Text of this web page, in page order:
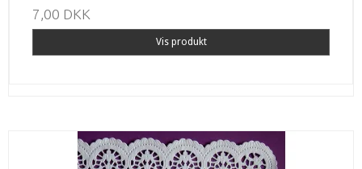
7,00 DKK
Vis produkt